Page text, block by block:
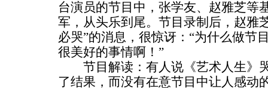
台演员的节目中，张学友、赵雅芝等
军，从头乐到尾。节目录制后，赵雅
必哭”的消息，很惊讶：“为什么做节
很美好的事情啊！”
节目解读：有人说《艺术人生》
了结果，而没有在意节目中让人感动